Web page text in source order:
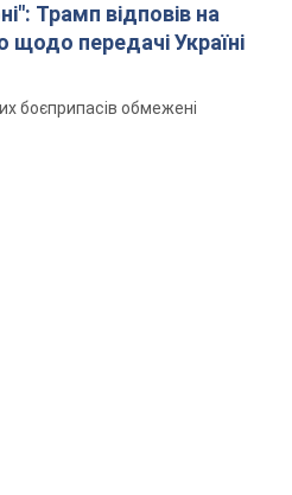
Трамп відповів на
щодо передачі Україні
боєприпасів обмежені